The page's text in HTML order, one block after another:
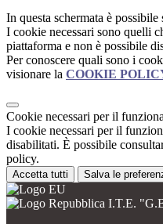
In questa schermata è
I cookie necessari sono quelli
piattaforma e non è possibile
Per conoscere quali sono i
visionare la COOKIE
Cookie necessari per il
I cookie necessari per il
disabilitati. È possibile
policy.
Accetta tutti Salva le
I.T.E.